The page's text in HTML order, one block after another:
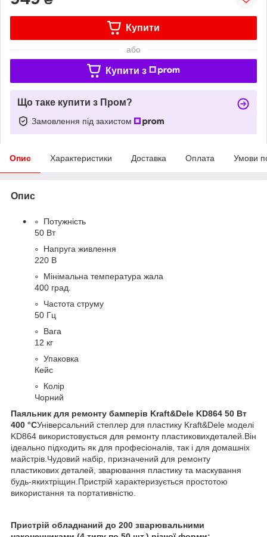
Купити
або
Купити з
Що таке купити з Пром?
Замовлення під захистом
Опис Характеристики Доставка Оплата Умови
Опис
Потужність
50 Вт
Напруга живлення
220 В
Мінімальна температура жала
400 град.
Частота струму
50 Гц
Вага
12 кг
Упаковка
Кейс
Колір
Чорний
Паяльник для ремонту бамперів Kraft&Dele KD864 50 Вт
400 °CУніверсальний степлер для пластику Kraft&Dele моделі
KD864 використовується для ремонту пластиковихдеталей.Він
ідеально підходить як для професіоналів, так і для домашніх
майстрів.Чудовий набір, призначений для ремонту
пластикових деталей, зварювання пластику та маскування
будь-якихтріщин.Пристрій характеризується простотою
використання та портативністю.
Пристрій обладнаний до 200 зварювальними